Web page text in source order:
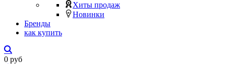
Хиты продаж
Новинки
Бренды
как купить
0 руб